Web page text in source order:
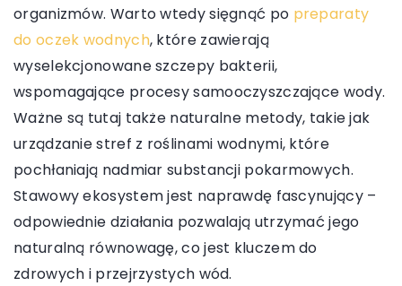
organizmów. Warto wtedy sięgnąć po preparaty
do oczek wodnych, które zawierają
wyselekcjonowane szczepy bakterii,
wspomagające procesy samooczyszczające wody.
Ważne są tutaj także naturalne metody, takie jak
urządzanie stref z roślinami wodnymi, które
pochłaniają nadmiar substancji pokarmowych.
Stawowy ekosystem jest naprawdę fascynujący –
odpowiednie działania pozwalają utrzymać jego
naturalną równowagę, co jest kluczem do
zdrowych i przejrzystych wód.